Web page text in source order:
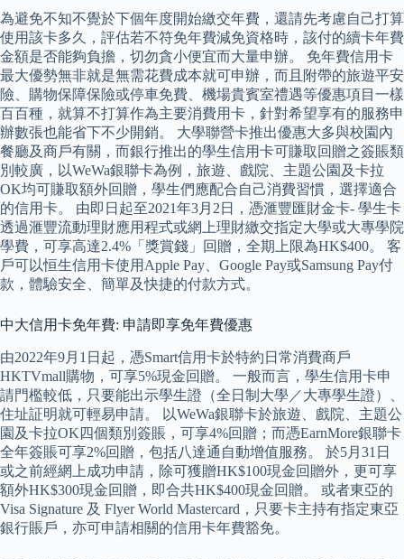
為避免不知不覺於下個年度開始繳交年費，還請先考慮自己打算
使用該卡多久，評估若不符免年費減免資格時，該付的續卡年費
金額是否能夠負擔，切勿貪小便宜而大量申辦。 免年費信用卡
最大優勢無非就是無需花費成本就可申辦，而且附帶的旅遊平安
險、購物保障保險或停車免費、機場貴賓室禮遇等優惠項目一樣
百百種，就算不打算作為主要消費用卡，針對希望享有的服務申
辦數張也能省下不少開銷。 大學聯營卡推出優惠大多與校園內
餐廳及商戶有關，而銀行推出的學生信用卡可賺取回贈之簽賬類
別較廣，以WeWa銀聯卡為例，旅遊、戲院、主題公園及卡拉
OK均可賺取額外回贈，學生們應配合自己消費習慣，選擇適合
的信用卡。 由即日起至2021年3月2日，憑滙豐匯財金卡- 學生卡
透過滙豐流動理財應用程式或網上理財繳交指定大學或大專學院
學費，可享高達2.4%「獎賞錢」回贈，全期上限為HK$400。 客
戶可以恒生信用卡使用Apple Pay、Google Pay或Samsung Pay付
款，體驗安全、簡單及快捷的付款方式。
中大信用卡免年費: 申請即享免年費優惠
由2022年9月1日起，憑Smart信用卡於特約日常消費商戶
HKTVmall購物，可享5%現金回贈。 一般而言，學生信用卡申
請門檻較低，只要能出示學生證（全日制大學／大專學生證）、
住址証明就可輕易申請。 以WeWa銀聯卡於旅遊、戲院、主題公
園及卡拉OK四個類別簽賬，可享4%回贈；而憑EarnMore銀聯卡
全年簽賬可享2%回贈，包括八達通自動增值服務。 於5月31日
或之前經網上成功申請，除可獲贈HK$100現金回贈外，更可享
額外HK$300現金回贈，即合共HK$400現金回贈。 或者東亞的
Visa Signature 及 Flyer World Mastercard，只要卡主持有指定東亞
銀行賬戶，亦可申請相關的信用卡年費豁免。